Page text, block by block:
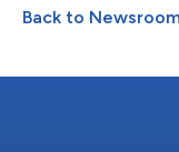
sociale medier og
Back to